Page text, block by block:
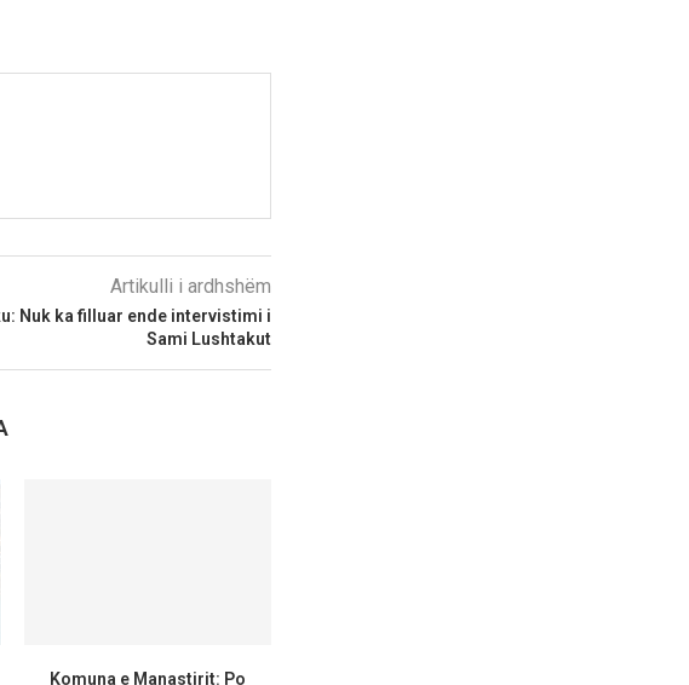
Artikulli i ardhshëm
Nuk ka filluar ende intervistimi i
Sami Lushtakut
Komuna e Manastirit: Po